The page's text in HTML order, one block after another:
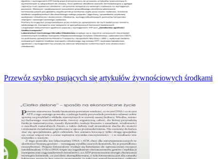
Przewóz szybko psujących się artykułów żywnościowych środkami